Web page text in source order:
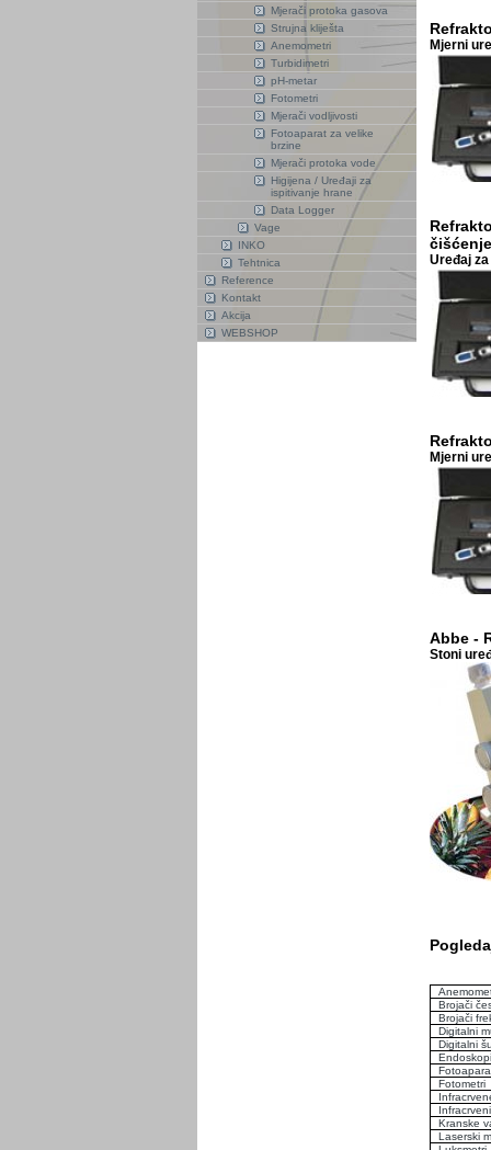
Mjerači protoka gasova
Strujna kliješta
Anemometri
Turbidimetri
pH-metar
Fotometri
Mjerači vodljivosti
Fotoaparat za velike
brzine
Mjerači protoka vode
Higijena / Uređaji za
ispitivanje hrane
Data Logger
Vage
INKO
Tehtnica
Reference
Kontakt
Akcija
WEBSHOP
Mjerni
čišćenje
Uređaj
Mjerni
Abbe -
Stoni
Brojači
Brojači
Digitalni
Digitalni
Endoskopi
Fotometri
Kranske
Laserski